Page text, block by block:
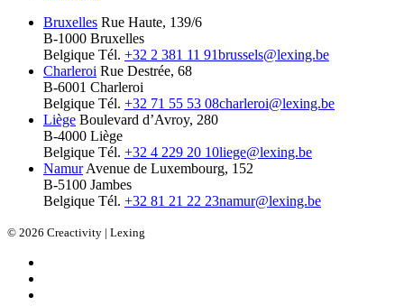
Bruxelles Rue Haute, 139/6
B-1000 Bruxelles
Belgique Tél. +32 2 381 11 91brussels@lexing.be
Charleroi Rue Destrée, 68
B-6001 Charleroi
Belgique Tél. +32 71 55 53 08charleroi@lexing.be
Liège Boulevard d’Avroy, 280
B-4000 Liège
Belgique Tél. +32 4 229 20 10liege@lexing.be
Namur Avenue de Luxembourg, 152
B-5100 Jambes
Belgique Tél. +32 81 21 22 23namur@lexing.be
© 2026 Creactivity | Lexing